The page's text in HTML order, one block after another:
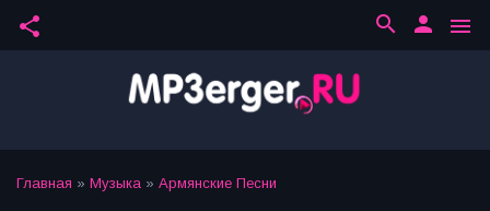
share menu
person
search
Главная » Музыка » Армянские Песни